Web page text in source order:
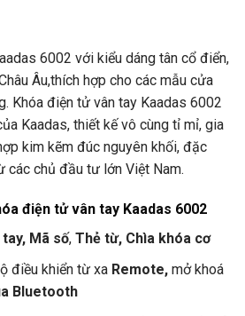
6002 với kiểu dáng tân cổ điển,
Âu,thích hợp cho các mẫu cửa
Khóa điện tử vân tay Kaadas 6002
Kaadas, thiết kế vô cùng tỉ mỉ, gia
kim kẽm đúc nguyên khối, đặc
chủ đầu tư lớn Việt Nam.
điện tử vân tay Kaadas 6002
tay, Mã số, Thẻ từ, Chìa khóa cơ
điều khiển từ xaRemote, mở khoá
Bluetooth